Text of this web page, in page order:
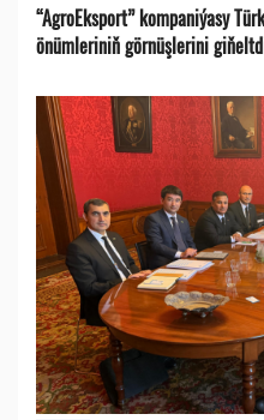
“AgroEksport” kompaniýasy
önümleriniň görnüşlerini